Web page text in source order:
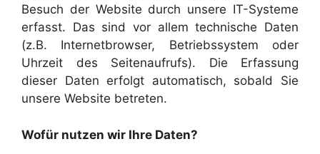
Besuch der Website durch unsere IT-Systeme
erfasst. Das sind vor allem technische Daten
(z.B. Internetbrowser, Betriebssystem oder
Uhrzeit des Seitenaufrufs). Die Erfassung
dieser Daten erfolgt automatisch, sobald Sie
unsere Website betreten.
Wofür nutzen wir Ihre Daten?